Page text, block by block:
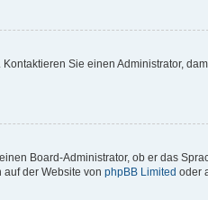
Sie einen Administrator,
Board-Administrator, ob er das
der Website von phpBB Limited oder